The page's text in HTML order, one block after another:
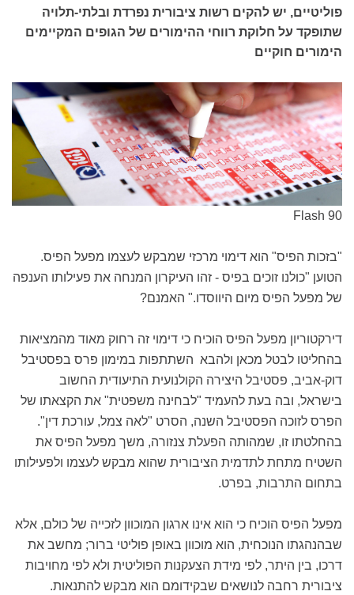
פוליטיים, יש להקים רשות ציבורית נפרדת ובלתי-תלויה
שתופקד על חלוקת רווחי ההימורים של הגופים המקיימים
הימורים חוקיים
Flash 90
"בזכות הפיס" הוא דימוי מרכזי שמבקש לעצמו מפעל הפיס.
הטוען "כולנו זוכים בפיס - זהו העיקרון המנחה את פעילותו הענפה
של מפעל הפיס מיום היווסדו." האמנם?
דירקטוריון מפעל הפיס הוכיח כי דימוי זה רחוק מאוד מהמציאות
בהחליטו לבטל מכאן ולהבא השתתפות במימון פרס בפסטיבל
דוק-אביב, פסטיבל היצירה הקולנועית התיעודית החשוב
בישראל, ובה בעת להעמיד "לבחינה משפטית" את הקצאתו של
הפרס לזוכה הפסטיבל השנה, הסרט "לאה צמל, עורכת דין".
בהחלטתו זו, שמהותה הפעלת צנזורה, משך מפעל הפיס את
השטיח מתחת לתדמית הציבורית שהוא מבקש לעצמו ולפעילותו
בתחום התרבות, בפרט.
מפעל הפיס הוכיח כי הוא אינו ארגון המוכוון לזכייה של כולם, אלא
שבהנהגתו הנוכחית, הוא מוכוון באופן פוליטי ברור; מחשב את
דרכו, בין היתר, לפי מידת הצעקנות הפוליטית ולא לפי מחויבות
ציבורית רחבה לנושאים שבקידומם הוא מבקש להתנאות.